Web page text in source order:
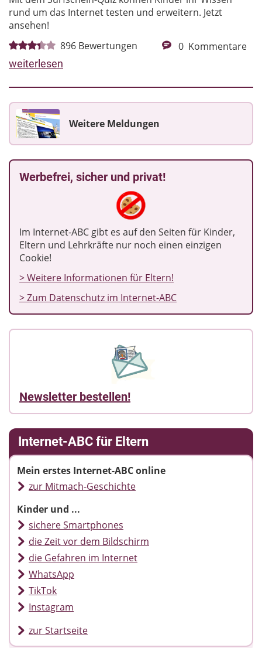
rund um das Internet testen und erweitern. Jetzt
ansehen!
896 Bewertungen 0 Kommentare
weiterlesen
Weitere Meldungen
Werbefrei, sicher und privat!
Im Internet-ABC gibt es auf den Seiten für Kinder,
Eltern und Lehrkräfte nur noch einen einzigen
Cookie!
> Weitere Informationen für Eltern!
> Zum Datenschutz im Internet-ABC
Newsletter bestellen!
Internet-ABC für Eltern
Mein erstes Internet-ABC online
zur Mitmach-Geschichte
Kinder und ...
sichere Smartphones
die Zeit vor dem Bildschirm
die Gefahren im Internet
WhatsApp
TikTok
Instagram
zur Startseite